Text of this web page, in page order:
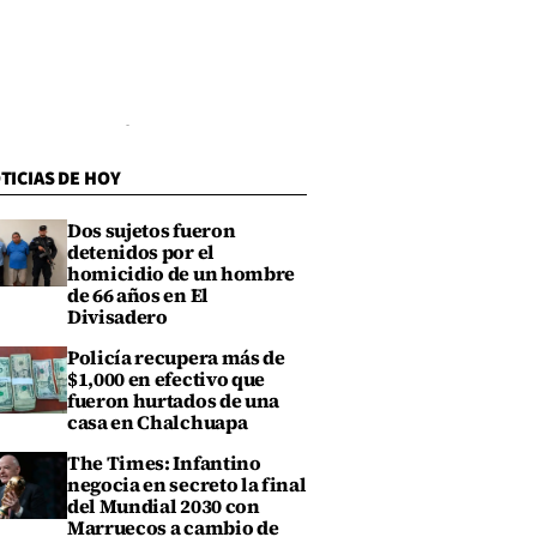
DE HOY
Dos sujetos fueron
detenidos por el
homicidio de un hombre
de 66 años en El
Divisadero
Policía recupera más de
$1,000 en efectivo que
fueron hurtados de una
casa en Chalchuapa
The Times: Infantino
negocia en secreto la final
del Mundial 2030 con
Marruecos a cambio de